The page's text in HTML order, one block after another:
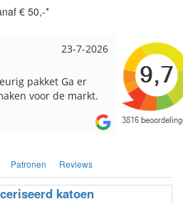
€ 50,-*
17-7-2026
en
heel tevreden over
Loes uit
Snelle
Patronen Reviews
katoen